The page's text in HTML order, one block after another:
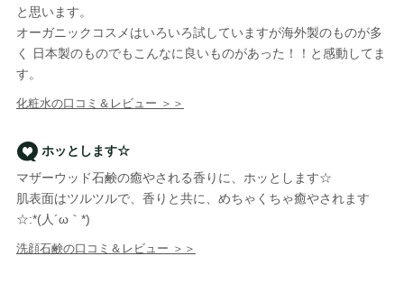
と思います。
オーガニックコスメはいろいろ試していますが海外製のものが多
く 日本製のものでもこんなに良いものがあった！！と感動してま
す。
化粧水の口コミ＆レビュー ＞＞
ホッとします☆
マザーウッド石鹸の癒やされる香りに、ホッとします☆
肌表面はツルツルで、香りと共に、めちゃくちゃ癒やされます
☆:*(人´ω｀*)
洗顔石鹸の口コミ＆レビュー ＞＞